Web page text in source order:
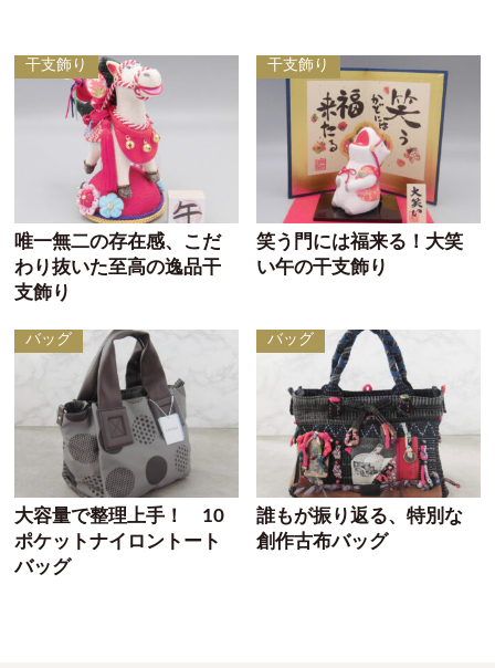
干支飾り
唯一無二の存在感、こだ
わり抜いた至高の逸品干
支飾り
干支飾り
笑う門には福来る！大笑
い午の干支飾り
バッグ
大容量で整理上手！ 10
ポケットナイロントート
バッグ
バッグ
誰もが振り返る、特別な
創作古布バッグ